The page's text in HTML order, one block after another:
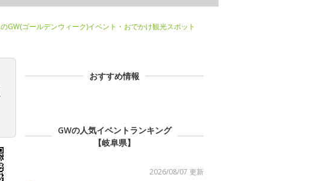
GW(ゴールデンウィーク)イベント・おでかけ観光スポット
おすすめ情報
GWの人気イベントランキング
【岐阜県】
2026/08/07 更新